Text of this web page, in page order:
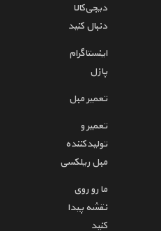
دیجی‌کالا
دنبال کنید
اینستاگرام
پازل
تعمیر مبل
تعمیر و
تولیدکننده
مبل ریلکسی
ما رو روی
نقشه پیدا
کنید